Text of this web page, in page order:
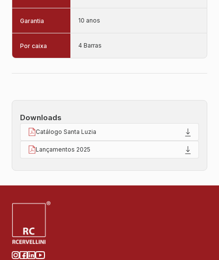
Garantia 10 anos
Por caixa 4 Barras
Downloads
Catálogo Santa Luzia
Lançamentos 2025